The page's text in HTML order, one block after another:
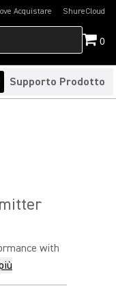
Acquistare ShureCloud
(Opens in a new
0
Supporto Prodotto
with